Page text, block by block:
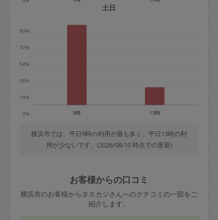
※キャンセル料金の設定について：
土日
0%
18%
36%
54%
72%
90%
9時 13時
横浜市では、平日9時の利用が最も多く、平日13時の利
用が少ないです。(2026/08/10 時点での更新)
お客様からの口コミ
横浜市のお客様からタスカジさんへのクチコミの一部をご
紹介します。